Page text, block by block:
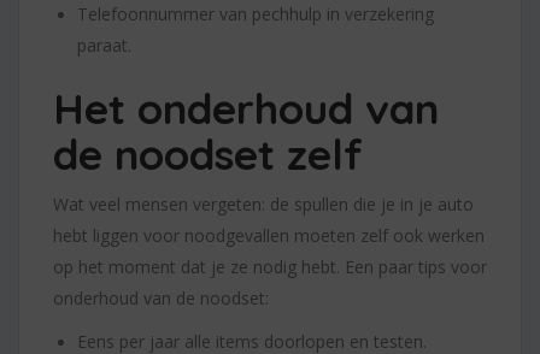
Telefoonnummer van pechhulp in verzekering
paraat.
Het onderhoud van
de noodset zelf
Wat veel mensen vergeten: de spullen die je in je auto
hebt liggen voor noodgevallen moeten zelf ook werken
op het moment dat je ze nodig hebt. Een paar tips voor
onderhoud van de noodset:
Eens per jaar alle items doorlopen en testen.